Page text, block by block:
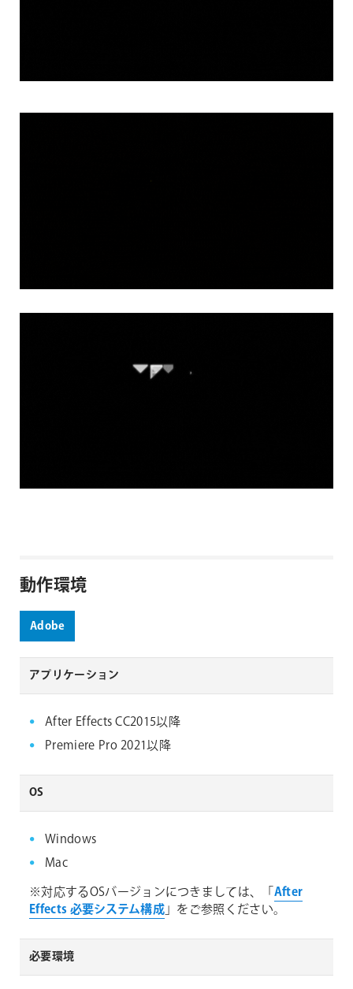
動作環境
Adobe
アプリケーション
After Effects CC2015以降
Premiere Pro 2021以降
OS
Windows
Mac
※対応するOSバージョンにつきましては、「 After
Effects 必要システム構成」をご参照ください。
必要環境